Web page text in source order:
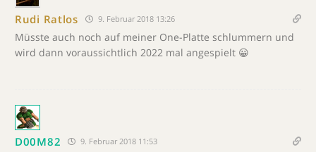
Rudi Ratlos 9. Februar 2018 13:26
Müsste auch noch auf meiner One-Platte schlummern und
wird dann voraussichtlich 2022 mal angespielt 😀
D00M82 9. Februar 2018 11:53